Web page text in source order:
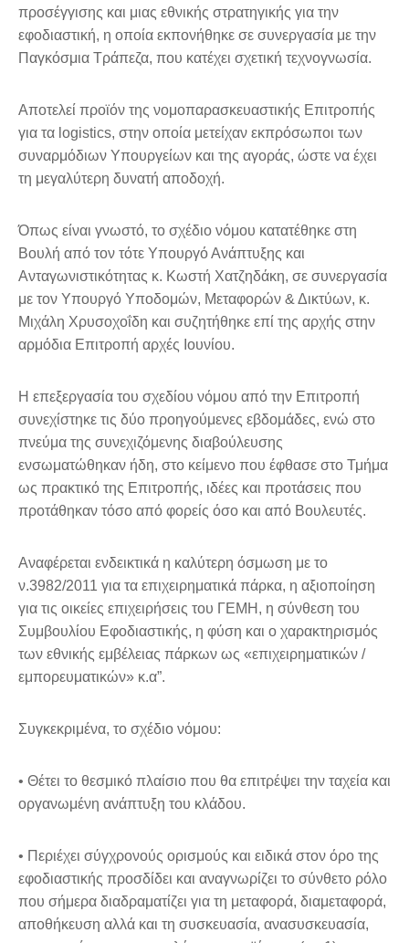
προσέγγισης και μιας εθνικής στρατηγικής για την
εφοδιαστική, η οποία εκπονήθηκε σε συνεργασία με την
Παγκόσμια Τράπεζα, που κατέχει σχετική τεχνογνωσία.
Αποτελεί προϊόν της νομοπαρασκευαστικής Επιτροπής
για τα logistics, στην οποία μετείχαν εκπρόσωποι των
συναρμόδιων Υπουργείων και της αγοράς, ώστε να έχει
τη μεγαλύτερη δυνατή αποδοχή.
Όπως είναι γνωστό, το σχέδιο νόμου κατατέθηκε στη
Βουλή από τον τότε Υπουργό Ανάπτυξης και
Ανταγωνιστικότητας κ. Κωστή Χατζηδάκη, σε συνεργασία
με τον Υπουργό Υποδομών, Μεταφορών & Δικτύων, κ.
Μιχάλη Χρυσοχοΐδη και συζητήθηκε επί της αρχής στην
αρμόδια Επιτροπή αρχές Ιουνίου.
Η επεξεργασία του σχεδίου νόμου από την Επιτροπή
συνεχίστηκε τις δύο προηγούμενες εβδομάδες, ενώ στο
πνεύμα της συνεχιζόμενης διαβούλευσης
ενσωματώθηκαν ήδη, στο κείμενο που έφθασε στο Τμήμα
ως πρακτικό της Επιτροπής, ιδέες και προτάσεις που
προτάθηκαν τόσο από φορείς όσο και από Βουλευτές.
Αναφέρεται ενδεικτικά η καλύτερη όσμωση με το
ν.3982/2011 για τα επιχειρηματικά πάρκα, η αξιοποίηση
για τις οικείες επιχειρήσεις του ΓΕΜΗ, η σύνθεση του
Συμβουλίου Εφοδιαστικής, η φύση και ο χαρακτηρισμός
των εθνικής εμβέλειας πάρκων ως «επιχειρηματικών /
εμπορευματικών» κ.α”.
Συγκεκριμένα, το σχέδιο νόμου:
• Θέτει το θεσμικό πλαίσιο που θα επιτρέψει την ταχεία και
οργανωμένη ανάπτυξη του κλάδου.
• Περιέχει σύγχρονούς ορισμούς και ειδικά στον όρο της
εφοδιαστικής προσδίδει και αναγνωρίζει το σύνθετο ρόλο
που σήμερα διαδραματίζει για τη μεταφορά, διαμεταφορά,
αποθήκευση αλλά και τη συσκευασία, ανασυσκευασία,